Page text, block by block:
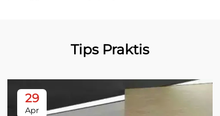
Tips Praktis
29
Apr